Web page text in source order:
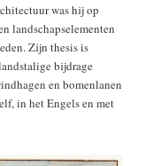
was hij op
landschapselementen
Zijn thesis is
bijdrage
en bomenlanen
in het Engels en met